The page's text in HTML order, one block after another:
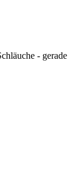
- gerade